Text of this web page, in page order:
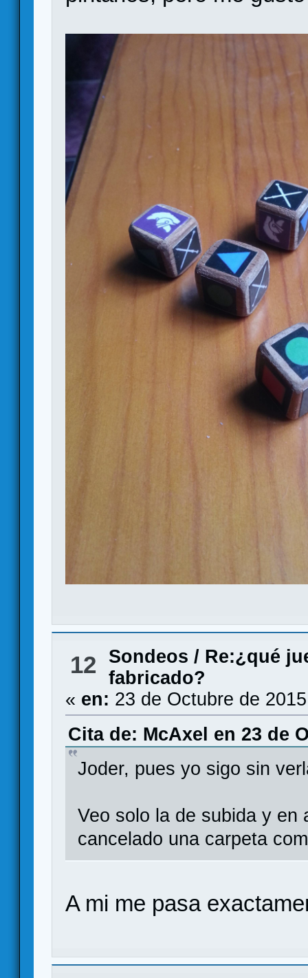
12 Sondeos / Re:¿qué
fabricado?
« en: 23 de Octubre de
Cita de: McAxel en 23 de
Joder, pues yo sigo sin
Veo solo la de subida y en
cancelado una carpeta
A mi me pasa